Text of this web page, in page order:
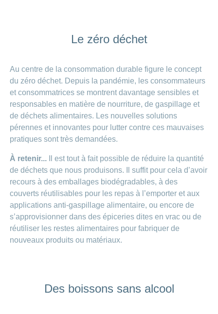
Le zéro déchet
Au centre de la consommation durable figure le concept
du zéro déchet. Depuis la pandémie, les consommateurs
et consommatrices se montrent davantage sensibles et
responsables en matière de nourriture, de gaspillage et
de déchets alimentaires. Les nouvelles solutions
pérennes et innovantes pour lutter contre ces mauvaises
pratiques sont très demandées.
À retenir... Il est tout à fait possible de réduire la quantité
de déchets que nous produisons. Il suffit pour cela d’avoir
recours à des emballages biodégradables, à des
couverts réutilisables pour les repas à l’emporter et aux
applications anti-gaspillage alimentaire, ou encore de
s’approvisionner dans des épiceries dites en vrac ou de
réutiliser les restes alimentaires pour fabriquer de
nouveaux produits ou matériaux.
Des boissons sans alcool